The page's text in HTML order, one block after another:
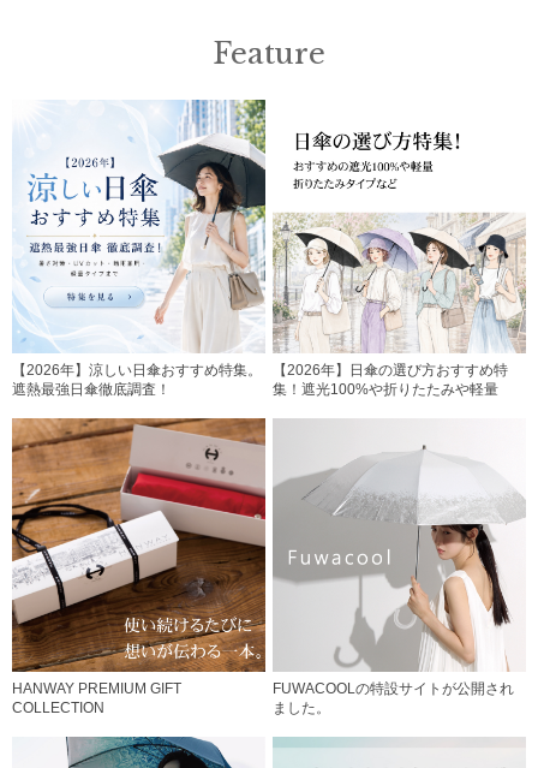
Feature
【2026年】涼しい日傘おすすめ特集。
遮熱最強日傘徹底調査！
【2026年】日傘の選び方おすすめ特
集！遮光100%や折りたたみや軽量
HANWAY PREMIUM GIFT
COLLECTION
FUWACOOLの特設サイトが公開され
ました。